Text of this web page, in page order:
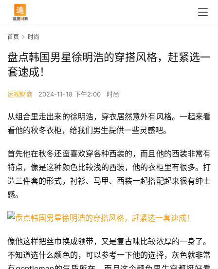
首页 时尚
盘点韩国男星徐明浩的穿搭风格，赶紧选一
套速成！
远视财商 2024-11-18 下午2:00 时尚
从组合里走出来的徐明浩，穿衣居然意外有风格。一起来看
看他的秋冬衣柜，给我们男生提供一些灵感吧。
首先他在秋冬还蛮喜欢穿各种西装的，而且他的西装非常有
特点，像是这种颜色比较浅的西装，他的衣柜里有很多。打
造三件套的形式，衬衫、马甲、西装一起搭配起来很有绅士
感。
像他这样把丝巾换成领带，又是复古味比较浓厚的一身了。
不知道选什么颜色的，可以参考一下他的选择，灰色就非常